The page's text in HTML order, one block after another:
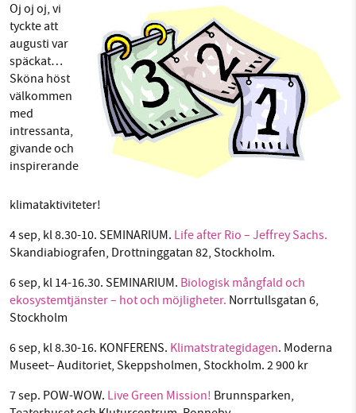
Sök Sparade inlägg Tipsa oss
Facebook Instagram BlueSky
Threads LinkedIn
Oj oj oj, vi
tyckte att
augusti var
späckat…
Sköna höst
välkommen
med
intressanta,
givande och
inspirerande
klimataktiviteter!
4 sep, kl 8.30-10. SEMINARIUM. Life after Rio – Jeffrey Sachs.
Skandiabiografen, Drottninggatan 82, Stockholm.
6 sep, kl 14-16.30. SEMINARIUM. Biologisk mångfald och
ekosystemtjänster – hot och möjligheter. Norrtullsgatan 6,
Stockholm
6 sep, kl 8.30-16. KONFERENS. Klimatstrategidagen. Moderna
Museet– Auditoriet, Skeppsholmen, Stockholm. 2 900 kr
7 sep. POW-WOW. Live Green Mission! Brunnsparken,
SMB kämpar för en hållbar framtid. Sedan
starten 2010 har vår ideella redaktion drivit
miljödebatten framåt genom
nyhetsbevakning och granskningar. Nu vill vi
utveckla vårt arbete – och vi hoppas att du
Stötta vårt arbete genom att swisha en slant till
1231368703